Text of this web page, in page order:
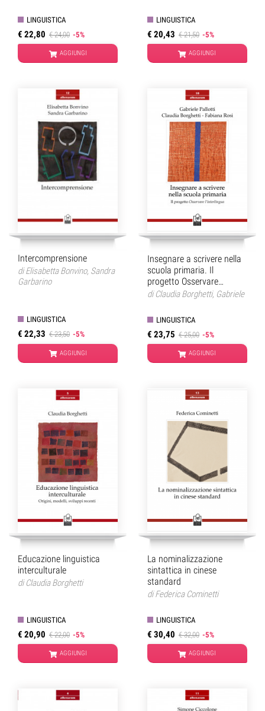
LINGUISTICA
€ 22,80 € 24,00 -5%
AGGIUNGI
LINGUISTICA
€ 20,43 € 21,50 -5%
AGGIUNGI
Intercomprensione
diElisabetta Bonvino, Sandra
Garbarino
LINGUISTICA
€ 22,33 € 23,50 -5%
AGGIUNGI
Insegnare a scrivere nella
scuola primaria. Il
progetto Osservare
l'interlingua
diClaudia Borghetti, Gabriele
LINGUISTICA
€ 23,75 € 25,00 -5%
AGGIUNGI
Educazione linguistica
interculturale
diClaudia Borghetti
LINGUISTICA
€ 20,90 € 22,00 -5%
AGGIUNGI
La nominalizzazione
sintattica in cinese
standard
diFederica Cominetti
LINGUISTICA
€ 30,40 € 32,00 -5%
AGGIUNGI